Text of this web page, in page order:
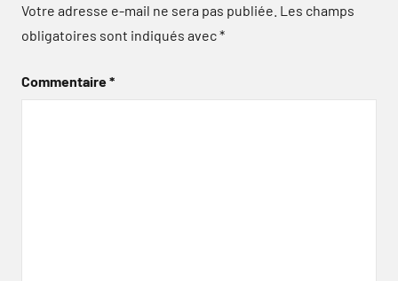
Votre adresse e-mail ne sera pas publiée. Les champs
obligatoires sont indiqués avec*
Commentaire*